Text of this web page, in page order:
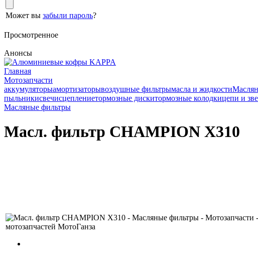
Может вы забыли пароль?
Просмотренное
Анонсы
Главная
Мотозапчасти
аккумуляторыамортизаторывоздушные фильтрымасла и жидкости
пыльникисвечисцеплениетормозные дискитормозные колодкицепи и
Масляные фильтры
Масл. фильтр CHAMPION X310